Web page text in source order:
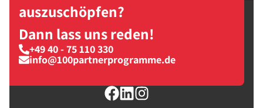
auszuschöpfen?
Dann lass uns reden!
+49 40 - 75 110 330
info@100partnerprogramme.de